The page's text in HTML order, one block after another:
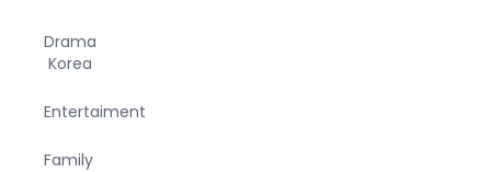
Drama
Korea
Entertaiment
Family